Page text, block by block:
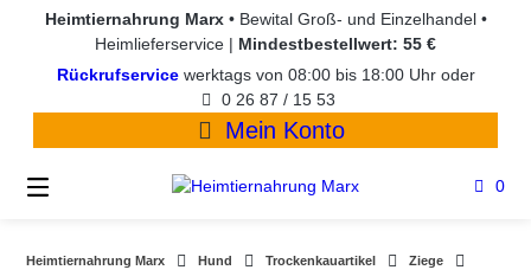
SpringenHeimtiernahrung Marx• Bewital Groß- und Einzelhandel •
Heimlieferservice | Mindestbestellwert: 55 €
Rückrufservicewerktags von 08:00 bis 18:00 Uhr oder
0 26 87 / 15 53
Mein Konto
0
Heimtiernahrung Marx Hund Trockenkauartikel
Ziege